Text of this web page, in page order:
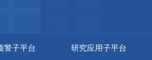
警子平台 研究应用子平台